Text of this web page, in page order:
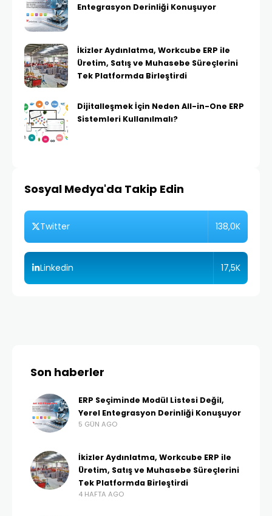
Entegrasyon Derinliği Konuşuyor
İkizler Aydınlatma, Workcube ERP ile
Üretim, Satış ve Muhasebe Süreçlerini
Tek Platformda Birleştirdi
Dijitalleşmek İçin Neden All-in-One ERP
Sistemleri Kullanılmalı?
Sosyal Medya'da Takip Edin
Twitter 138,0K
Linkedin 17,5K
Son haberler
ERP Seçiminde Modül Listesi Değil,
Yerel Entegrasyon Derinliği Konuşuyor
5 GÜN AGO
İkizler Aydınlatma, Workcube ERP ile
Üretim, Satış ve Muhasebe Süreçlerini
Tek Platformda Birleştirdi
4 HAFTA AGO